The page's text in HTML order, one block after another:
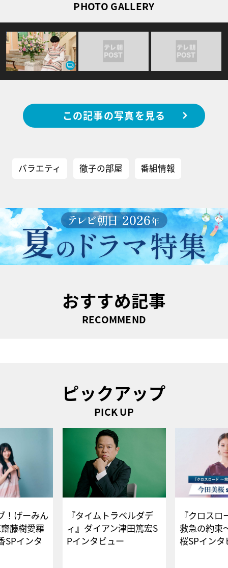
PHOTO GALLERY
この記事の写真を見る
バラエティ 徹子の部屋 番組情報
おすすめ記事
RECOMMEND
ピックアップ
PICK UP
！げーみん
藤樹愛羅
SPインタ
『タイムトラベルダデ
ィ』ダイアン津田篤宏S
Pインタビュー
『クロス
救急の約束
桜SPイ